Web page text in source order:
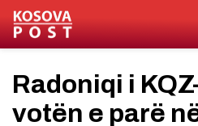
Radoniqi i
votën e parë